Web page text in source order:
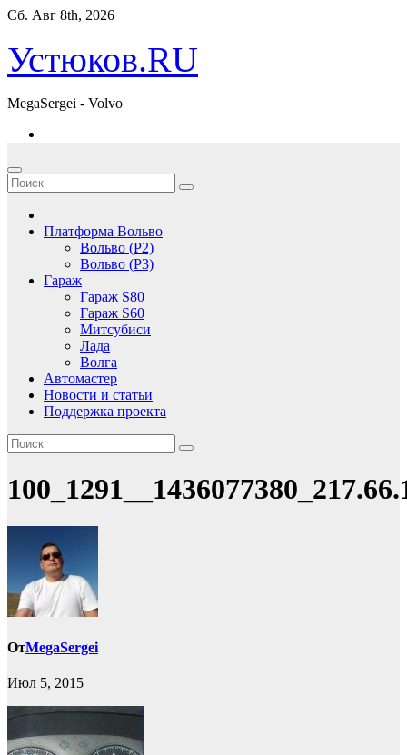
Перейти
содержимому
Сб. Авг 8th, 2026
Устюков.RU
MegaSergei - Volvo
Платформа Вольво
Вольво (P2)
Вольво (P3)
Гараж
Гараж S80
Гараж S60
Митсубиси
Лада
Волга
Автомастер
Новости и статьи
Поддержка проекта
ОтMegaSergei
Июл 5, 2015